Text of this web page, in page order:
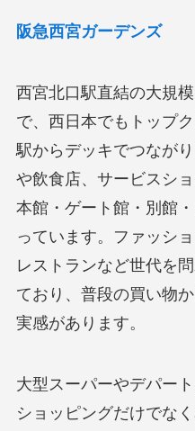
阪急西宮ガーデンズ
西宮北口駅直結の大規
で、西日本でもトップ
駅からデッキでつなが
や飲食店、サービスシ
本館・ゲート館・別館
っています。ファッシ
レストランなど世代を
ており、普段の買い物
実感があります。
大型スーパーやデパー
ショッピングだけでな